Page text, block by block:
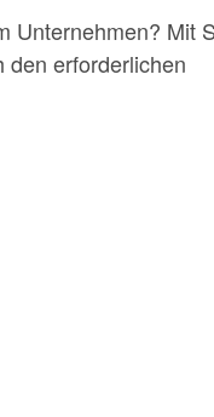
Unternehmen? Mit
den erforderlichen